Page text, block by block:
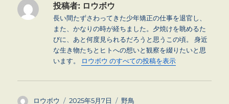
投稿者: ロウボウ
長い間たずさわってきた少年矯正の仕事を退官し、
また、かなりの時が経ちました。夕焼けを眺めるた
びに、あと何度見られるだろうと思うこの頃。 身近
な生き物たちとヒトへの想いと観察を綴りたいと思
います。 ロウボウ のすべての投稿を表示
投
ロウボウ
投
2025年5月7日
カ
野鳥